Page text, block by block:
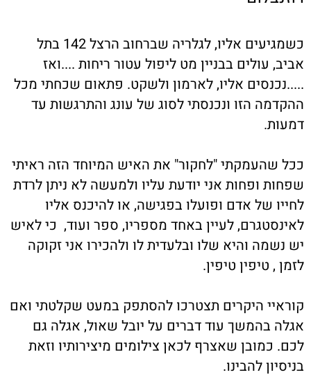
כשמגיעים אליו, לגלריה שברחוב הרצל 142 בתל
עולים בבניין מט ליפול עטור ריחות ....ואז
אליו, לארמון ולשקט. פתאום שכחתי מכל
הזו ונכנסתי לסוג של עונג והתרגשות עד
שהעמקתי "לחקור" את האיש המיוחד הזה ראיתי
ופחות אני יודעת עליו ולמעשה לא ניתן לרדת
של אדם ופועלו בפגישה, או להיכנס אליו
לעיין באחד מספריו, ספר ועוד, כי לאיש
נשמה והיא שלו ובלעדית לו ולהכירו אני זקוקה
, טיפין טיפין.
היקרים תצטרכו להסתפק במעט שקלטתי ואם
בהמשך עוד דברים על יובל שאול, אגלה גם
כמובן שאצרף לכאן צילומים מיצירותיו וזאת
להבינו.